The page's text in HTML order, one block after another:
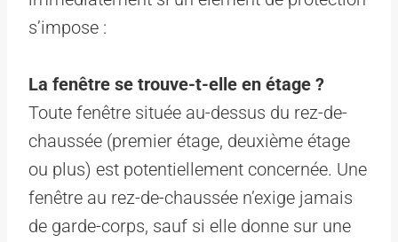
s’impose :
La fenêtre se trouve-t-elle en étage ?
Toute fenêtre située au-dessus du rez-de-
chaussée (premier étage, deuxième étage
ou plus) est potentiellement concernée. Une
fenêtre au rez-de-chaussée n’exige jamais
de garde-corps, sauf si elle donne sur une